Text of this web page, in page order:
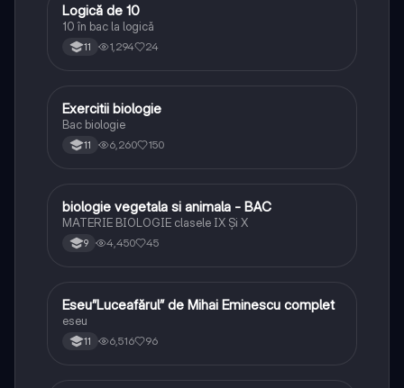
Logică
Logică de 10
10 în bac la logică
11 1,294 24
Biologie
Exercitii biologie
Bac biologie
11 6,260 150
Biologie
biologie vegetala si animala - BAC
MATERIE BIOLOGIE clasele IX Şi X
9 4,450 45
Limba și literatura română
Eseu”Luceafărul” de Mihai Eminescu complet
eseu
11 6,516 96